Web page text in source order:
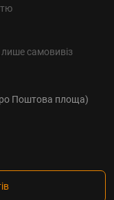
лише самовивіз
Поштова площа)